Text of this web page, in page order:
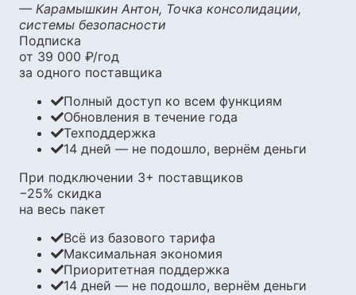
— Карамышкин Антон, Точка консолидации,
системы безопасности
Подписка
от 39 000 ₽/год
за одного поставщика
Полный доступ ко всем функциям
Обновления в течение года
Техподдержка
14 дней — не подошло, вернём деньги
При подключении 3+ поставщиков
−25% скидка
на весь пакет
Всё из базового тарифа
Максимальная экономия
Приоритетная поддержка
14 дней — не подошло, вернём деньги